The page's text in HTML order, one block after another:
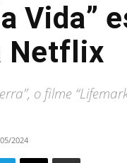
Vida”
Netflix
o filme
2024